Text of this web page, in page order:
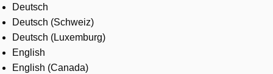
About us
Where to buy
Contact us
Careers
Deutsch
Deutsch (Schweiz)
Deutsch (Luxemburg)
English
English (Canada)